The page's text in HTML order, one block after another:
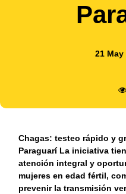
21 May
Chagas: testeo rápido y
Paraguarí La iniciativa
atención integral y
mujeres en edad fértil,
prevenir la transmisión